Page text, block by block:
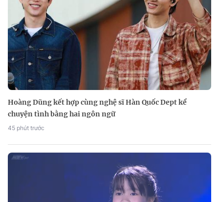
Hoàng Dũng kết hợp cùng nghệ sĩ Hàn Quốc Dept kể
chuyện tình bằng hai ngôn ngữ
45 phút trước